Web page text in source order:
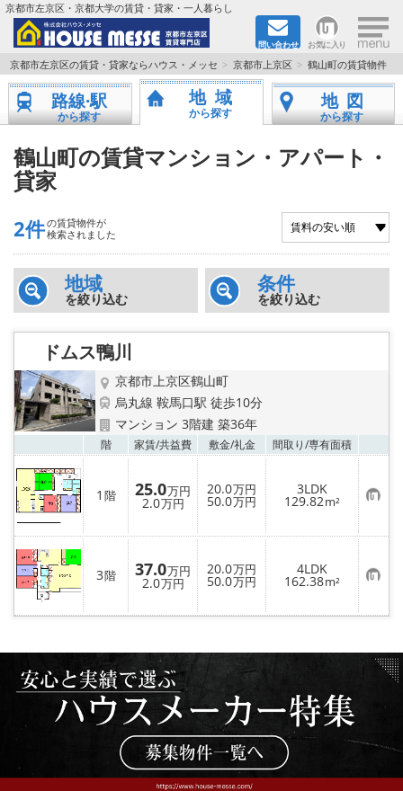
京都市左京区・京都大学の賃貸・貸家・一人暮らし
問い合わせ お気に入り ×
TOPページ
地図から検索
地域から検索
京都大学＆京都芸術大学生さんに
書類DL & 入居者さまへ
家族で住むならマンション？賃家？
ペット相談OKの賃貸！
特選物件
ハウスメーカー施工特集！
路線·駅から探す
IT重説について
スタッフ紹介
賃貸管理の北白川店
店舗情報·アクセス
会社概要
メールでお問い合わせ
京都市左京区の賃貸・貸家ならハウス・メッセ 京都市上京区 鶴山町の賃貸物件
路線·駅
から探す
地域
から探す
地図
から探す
鶴山町の賃貸マンション・アパート・
貸家
2件の賃貸物件が
検索されました
地域
を絞り込む
条件
を絞り込む
ドムス鴨川
京都市上京区鶴山町
烏丸線 鞍馬口駅 徒歩10分
マンション 3階建 築36年
階 家賃/共益費 敷金/礼金 間取り/専有面積
1 階 25.0万円
2.0万円
20.0万円
50.0万円
3LDK
129.82m² お
気
に
入
り
登
録
3階 37.0万円
2.0万円
20.0万円
50.0万円
4LDK
162.38m² お
気
に
入
録